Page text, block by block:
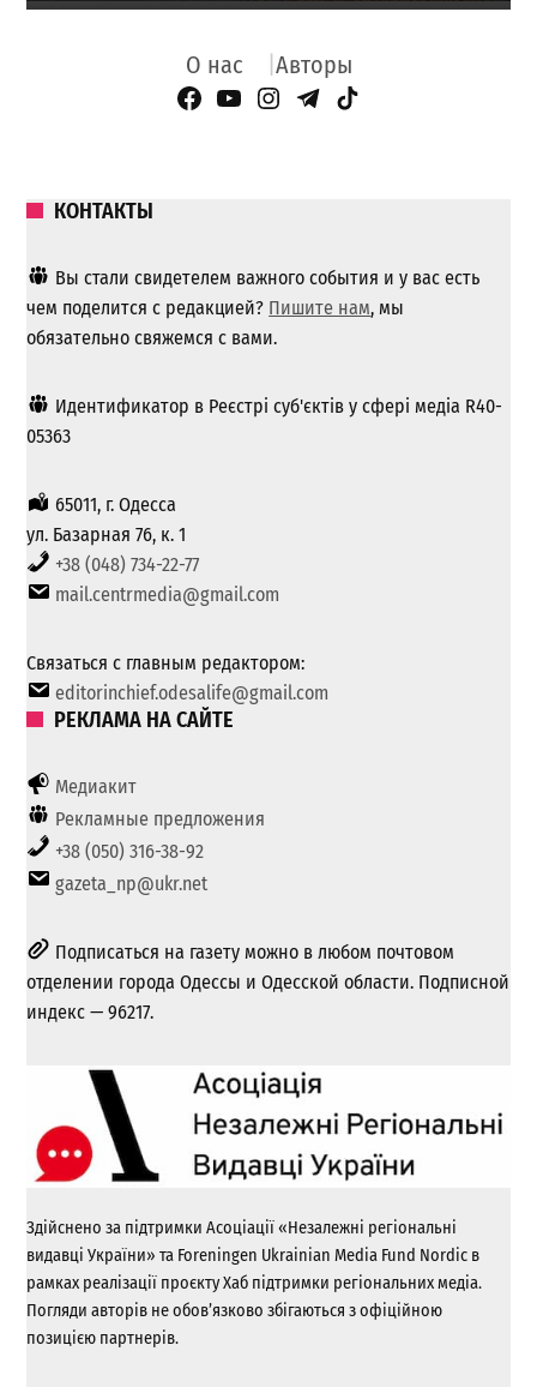
О нас Авторы
Facebook Page
YouTube
Instagram
Telegram
TikTok
КОНТАКТЫ
Вы стали свидетелем важного события и у вас есть
чем поделится с редакцией? Пишите нам, мы
обязательно свяжемся с вами.
Идентификатор в Реєстрі суб'єктів у сфері медіа R40-
05363
65011, г. Одесса
ул. Базарная 76, к. 1
+38 (048) 734-22-77
mail.centrmedia@gmail.com
Связаться с главным редактором:
editorinchief.odesalife@gmail.com
РЕКЛАМА НА САЙТЕ
Медиакит
Рекламные предложения
+38 (050) 316-38-92
gazeta_np@ukr.net
Подписаться на газету можно в любом почтовом
отделении города Одессы и Одесской области. Подписной
индекс — 96217.
Здійснено за підтримки Асоціації «Незалежні регіональні
видавці України» та Foreningen Ukrainian Media Fund Nordic в
рамках реалізації проєкту Хаб підтримки регіональних медіа.
Погляди авторів не обов’язково збігаються з офіційною
позицією партнерів.